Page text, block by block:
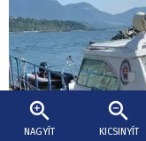
NAGYÍT KICSINYÍT